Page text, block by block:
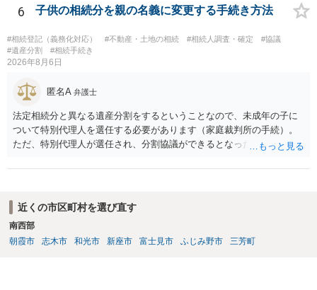
相続権がある可能性があります。
6 子供の相続分を親の名義に変更する手続き方法
#相続登記（義務化対応） #不動産・土地の相続 #相続人調査・確定
#協議
#遺産分割
#相続手続き
2026年8月6日
匿名A 弁護士
法定相続分と異なる遺産分割をするということなので、未成年の子に
ついて特別代理人を選任する必要があります（家庭裁判所の手続）。
ただ、特別代理人が選任され、分割協議ができるとなったとしても、
の権利も守られなければならないからです。 相続財産全体で、未成年
に、未成年者を今後養育するのは、自分だからという理由では、法定
相続分以上に多くの遺産を取得することができるというわけではあり
ません。
近くの市区町村を選び直す
南西部
朝霞市
志木市 和光市 新座市 富士見市 ふじみ野市 三芳町